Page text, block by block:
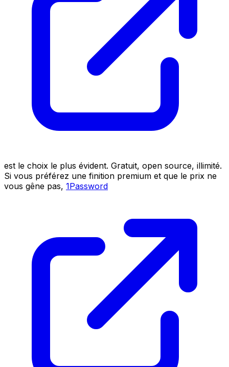
est le choix le plus évident. Gratuit, open source, illimité.
Si vous préférez une finition premium et que le prix ne
vous gêne pas, 1Password